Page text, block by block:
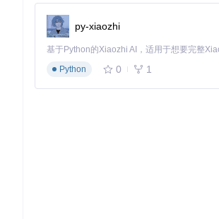
Wan2.2不仅是一个技术产品，更是视频
者，正深刻改变着内容产业的生产方式
Wan2.2-T2V-A14B
py-xiaozhi
Python
0 1